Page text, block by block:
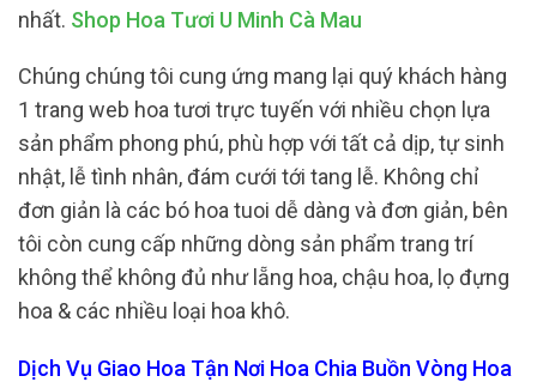
nhất. Shop Hoa Tươi U Minh Cà Mau
Chúng chúng tôi cung ứng mang lại quý khách hàng
1 trang web hoa tươi trực tuyến với nhiều chọn lựa
sản phẩm phong phú, phù hợp với tất cả dịp, tự sinh
nhật, lễ tình nhân, đám cưới tới tang lễ. Không chỉ
đơn giản là các bó hoa tuoi dễ dàng và đơn giản, bên
tôi còn cung cấp những dòng sản phẩm trang trí
không thể không đủ như lẵng hoa, chậu hoa, lọ đựng
hoa & các nhiều loại hoa khô.
Dịch Vụ Giao Hoa Tận Nơi Hoa Chia Buồn Vòng Hoa